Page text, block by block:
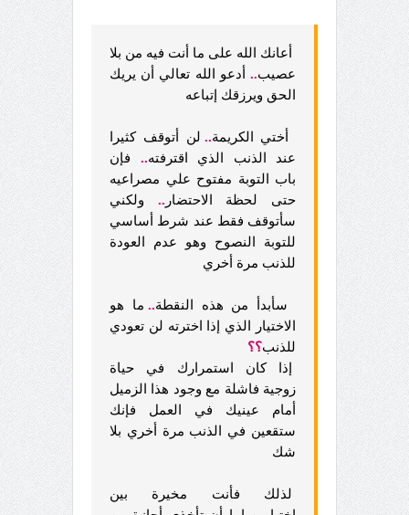
أعانك الله على ما أنت فيه من بلا
عصيب.. أدعو الله تعالي أن يريك
الحق ويرزقك إتباعه
أختي الكريمة.. لن أتوقف كثيرا
عند الذنب الذي اقترفته.. فإن
باب التوبة مفتوح علي مصراعيه
حتى لحظة الاحتضار .. ولكني
سأتوقف فقط عند شرط أساسي
للتوبة النصوح وهو عدم العودة
للذنب مرة أخري
سأبدأ من هذه النقطة.. ما هو
الاختيار الذي إذا اخترته لن تعودي
للذنب؟؟
إذا كان استمرارك في حياة
زوجية فاشلة مع وجود هذا الزميل
أمام عينيك في العمل فإنك
ستقعين في الذنب مرة أخري بلا
شك
لذلك فأنت مخيرة بين